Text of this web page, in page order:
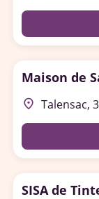
Maison de
place Talensac,
SISA de